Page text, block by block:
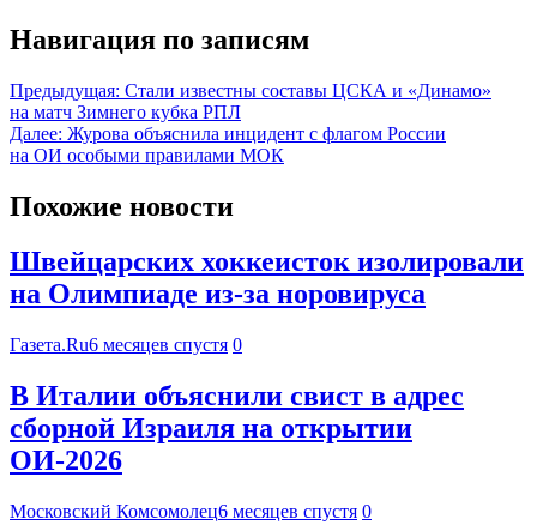
Навигация по записям
Предыдущая: Стали известны составы ЦСКА и «Динамо»
на матч Зимнего кубка РПЛ
Далее: Журова объяснила инцидент с флагом России
на ОИ особыми правилами МОК
Похожие новости
Швейцарских хоккеисток изолировали
на Олимпиаде из-за норовируса
Газета.Ru6 месяцев спустя 0
В Италии объяснили свист в адрес
сборной Израиля на открытии
ОИ-2026
Московский Комсомолец6 месяцев спустя 0